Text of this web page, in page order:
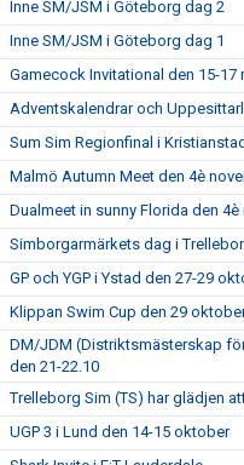
Inne SM/JSM i Göteborg dag 2
Inne SM/JSM i Göteborg dag 1
Gamecock Invitational den 15-17
Adventskalendrar och
Sum Sim Regionfinal i
Malmö Autumn Meet den 4è
Dualmeet in sunny Florida den
Simborgarmärkets dag i
GP och YGP i Ystad den 27-29
Klippan Swim Cup den 29
DM/JDM (Distriktsmästerskap
den 21-22.10
Trelleborg Sim (TS) har glädjen
UGP 3 i Lund den 14-15 oktober